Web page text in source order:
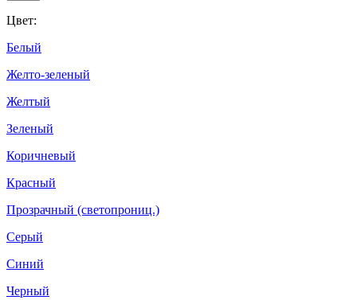
Цвет:
Белый
Желто-зеленый
Желтый
Зеленый
Коричневый
Красный
Прозрачный (светопрониц.)
Серый
Синий
Черный